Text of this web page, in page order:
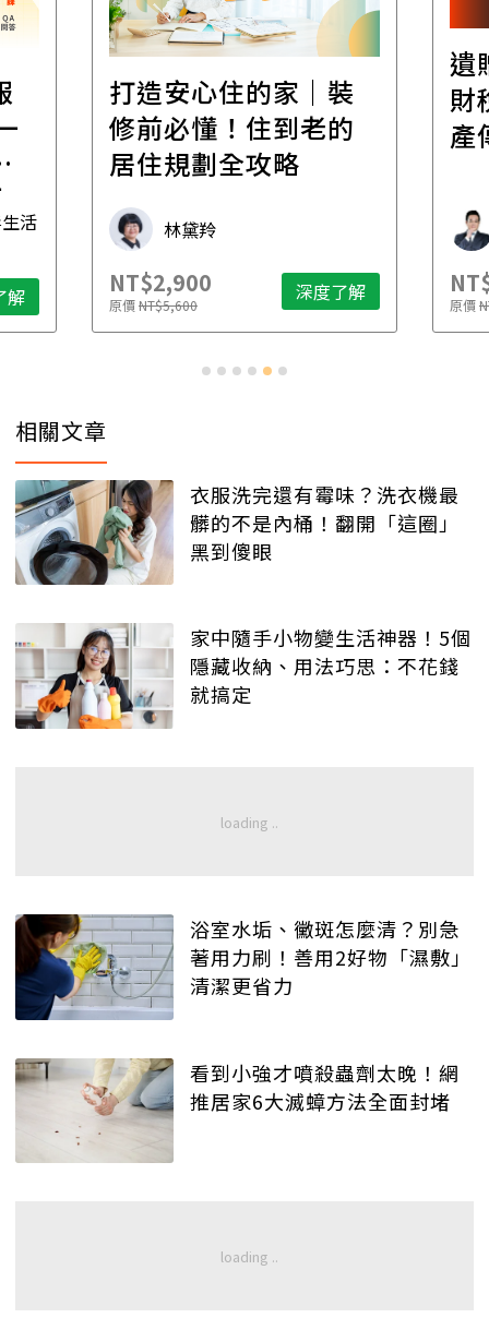
活
解
打造安心住的家｜裝
修前必懂！住到老的
居住規劃全攻略
林黛羚
NT$2,900
原價NT$5,600 深度了解
遺
財
產
原價
相關文章
衣服洗完還有霉味？洗衣機最
髒的不是內桶！翻開「這圈」
黑到傻眼
家中隨手小物變生活神器！5個
隱藏收納、用法巧思：不花錢
就搞定
浴室水垢、黴斑怎麼清？別急
著用力刷！善用2好物「濕敷」
清潔更省力
看到小強才噴殺蟲劑太晚！網
推居家6大滅蟑方法全面封堵